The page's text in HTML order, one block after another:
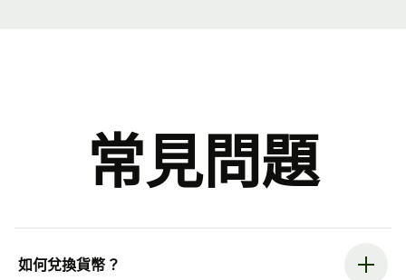
常見問題
如何兌換貨幣？